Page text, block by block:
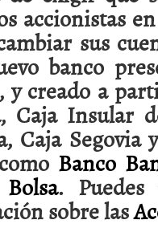
¿Cuánto cuesta un
accionistas
sus
banco
y creado a
Caja Insular
Caja
Banco
. Puedes
sobre las